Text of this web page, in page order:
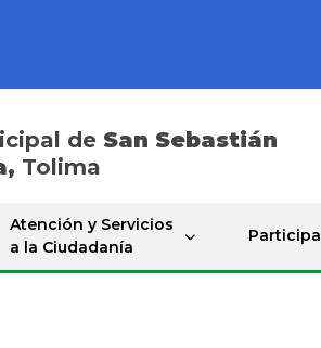
de San Sebastián
Tolima
Atención y Servicios
a la Ciudadanía
Participa